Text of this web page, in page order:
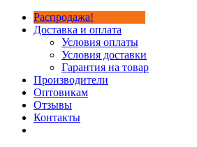
Распродажа!
Доставка и оплата
Условия оплаты
Условия доставки
Гарантия на товар
Производители
Оптовикам
Отзывы
Контакты